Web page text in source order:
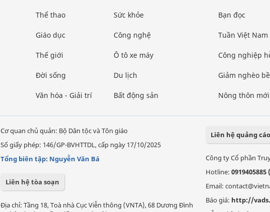
Thể thao
Giáo dục
Thế giới
Đời sống
Văn hóa - Giải trí
Sức khỏe
Công nghệ
Ô tô xe máy
Du lịch
Bất động sản
Bạn đọc
Tuần Việt Nam
Công nghiệp
Giảm nghèo
Nông thôn mới
Cơ quan chủ quản: Bộ Dân tộc và Tôn giáo
Số giấy phép: 146/GP-BVHTTDL, cấp ngày 17/10/2025
Tổng biên tập: Nguyễn Văn Bá
Liên hệ tòa soạn
Địa chỉ: Tầng 18, Toà nhà Cục Viễn thông (VNTA), 68 Dương Đình
Liên hệ quảng cáo
Công ty Cổ phần
Hotline:
Email:
Báo giá: http://